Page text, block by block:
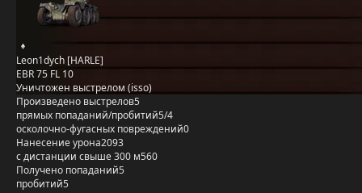
Leon1dych [HARLE]
EBR 75 FL 10
Уничтожен выстрелом (isso)
Произведено выстрелов5
прямых попаданий/пробитий5/4
осколочно-фугасных повреждений0
Нанесение урона2093
с дистанции свыше 300 м560
Получено попаданий5
пробитий5